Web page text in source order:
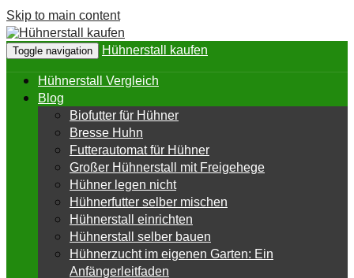
Skip to main content
Toggle navigation Hühnerstall kaufen
Hühnerstall Vergleich
Blog
Biofutter für Hühner
Bresse Huhn
Futterautomat für Hühner
Großer Hühnerstall mit Freigehege
Hühner legen nicht
Hühnerfutter selber mischen
Hühnerstall einrichten
Hühnerstall selber bauen
Hühnerzucht im eigenen Garten: Ein
Anfängerleitfaden